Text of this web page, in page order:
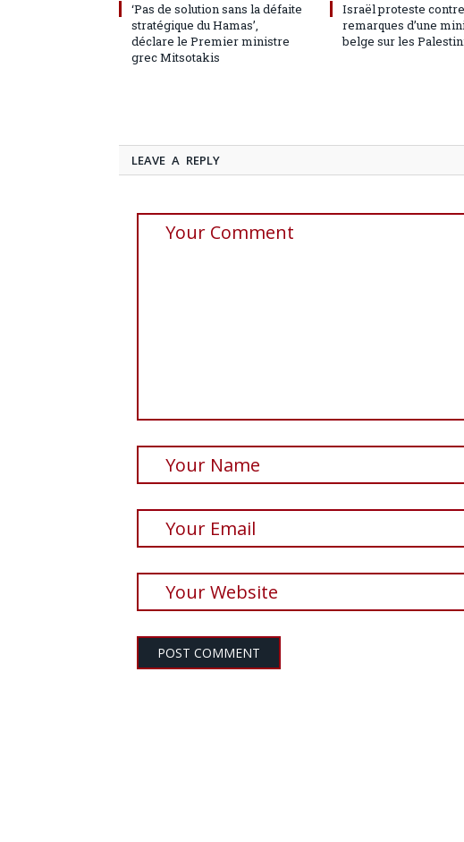
‘Pas de solution sans la défaite
stratégique du Hamas’,
déclare le Premier ministre
grec Mitsotakis
Israël proteste
remarques d’une
belge sur les
LEAVE A REPLY